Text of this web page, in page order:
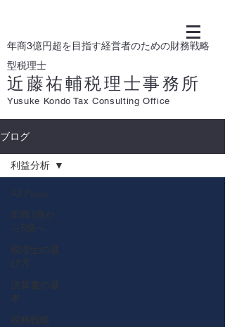
年商3億円超を目指す経営者のための財務戦略
型税理士
近藤祐輔税理士事務所
Yusuke Kondo Tax Consulting Office
ブログ
年商1億か
ら5億へ
税理士の選
び方
決算書の基
税務戦略
利益分析